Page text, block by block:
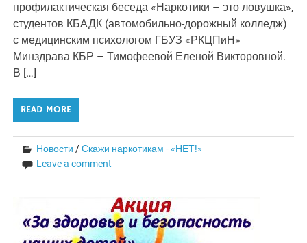
профилактическая беседа «Наркотики – это ловушка»,
студентов КБАДК (автомобильно-дорожный колледж)
с медицинским психологом ГБУЗ «РКЦПиН»
Минздрава КБР – Тимофеевой Еленой Викторовной.
В […]
READ MORE
Новости /Скажи наркотикам - «НЕТ!»
Leave a comment